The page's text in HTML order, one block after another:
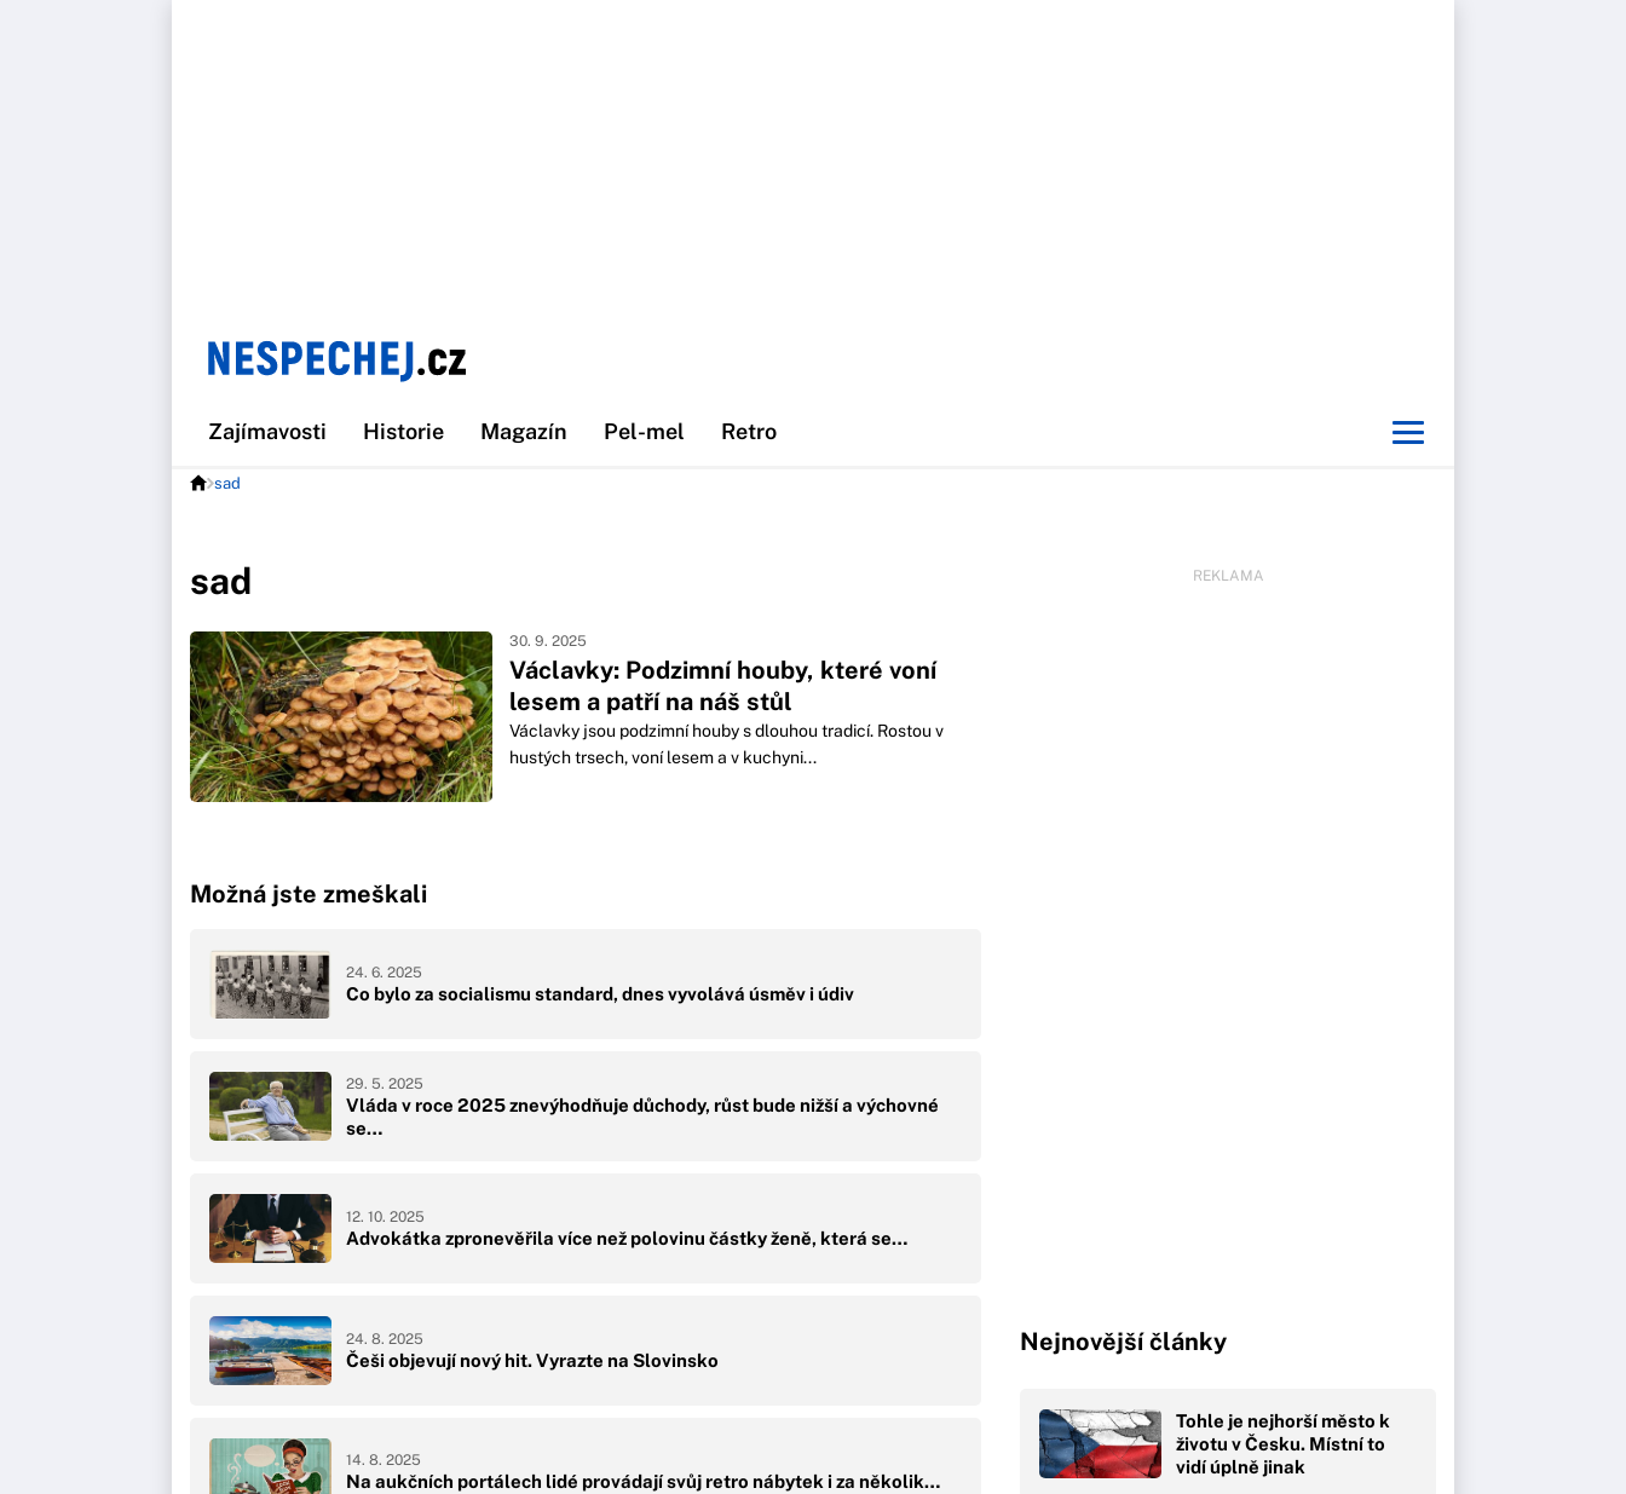
Zajímavosti Historie Magazín Pel-mel Retro
sad
sad
Václavky: Podzimní houby, které voní
lesem a patří na náš stůl
30. 9. 2025
Václavky jsou podzimní houby s dlouhou tradicí. Rostou v
hustých trsech, voní lesem a v kuchyni...
Možná jste zmeškali
Co bylo za socialismu standard, dnes vyvolává úsměv i údiv
24. 6. 2025
Vláda v roce 2025 znevýhodňuje důchody, růst bude nižší a výchovné
se…
29. 5. 2025
Advokátka zpronevěřila více než polovinu částky ženě, která se…
12. 10. 2025
Češi objevují nový hit. Vyrazte na Slovinsko
24. 8. 2025
Na aukčních portálech lidé provádají svůj retro nábytek i za několik…
14. 8. 2025
REKLAMA
Nejnovější články
Tohle je nejhorší město k
životu v Česku. Místní to
vidí úplně jinak